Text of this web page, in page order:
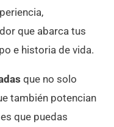
que abarca tus
e historia de vida.
que no solo
también potencian
que puedas